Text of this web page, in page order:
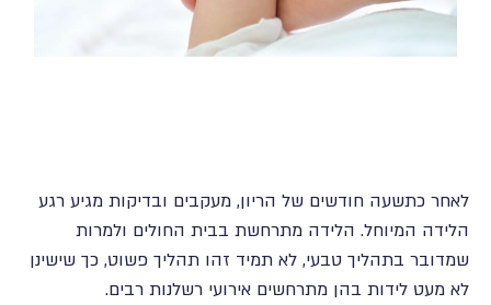
לאחר כתשעה חודשים של הריון, מעקבים ובדיקות מגיע רגע
הלידה המיוחל. הלידה מתרחשת בבית החולים ולמרות
שמדובר בתהליך טבעי, לא תמיד זהו תהליך פשוט, כך שישינן
לא מעט לידות בהן מתרחשים אירועי רשלנות רבים.